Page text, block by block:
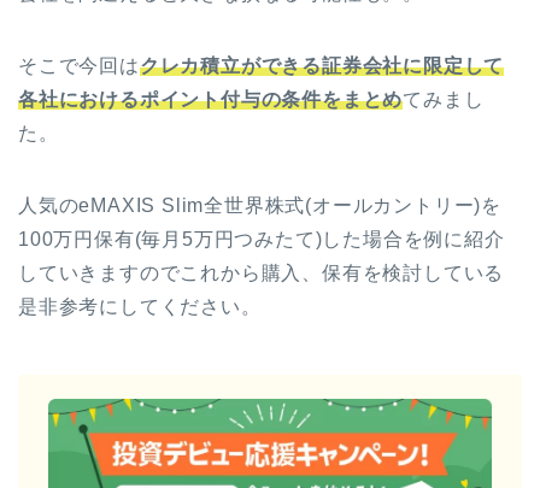
そこで今回はクレカ積立ができる証券会社に限定して
各社におけるポイント付与の条件をまとめてみまし
た。
人気のeMAXIS Slim全世界株式(オールカントリー)を
100万円保有(毎月5万円つみたて)した場合を例に紹介
していきますのでこれから購入、保有を検討している
是非参考にしてください。